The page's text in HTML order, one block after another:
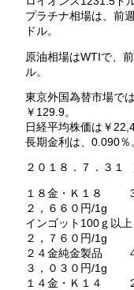
プラチナ相場は、前
ドル。
原油相場はWTIで、
ル。
東京外国為替市場で
￥129.9。
日経平均株価は￥
長期金利は、0.090％
２０１８．７．３１
１８金・Ｋ１８
２，６６０円/1g
インゴット100ｇ
２，７６０円/1g
２４金純金製品
３，０３０円/1g
１４金・Ｋ１４